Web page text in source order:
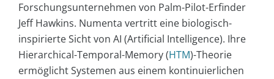
Forschungsunternehmen von Palm-Pilot-Erfinder
Jeff Hawkins. Numenta vertritt eine biologisch-
inspirierte Sicht von AI (Artificial Intelligence). Ihre
Hierarchical-Temporal-Memory (HTM)-Theorie
ermöglicht Systemen aus einem kontinuierlichen